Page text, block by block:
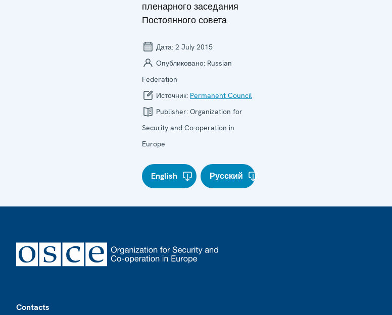
пленарного заседания
Постоянного совета
Дата: 2 July 2015
Опубликовано: Russian
Federation
Источник: Permanent Council
Publisher: Organization for
Security and Co-operation in
Europe
English Русский
Contacts